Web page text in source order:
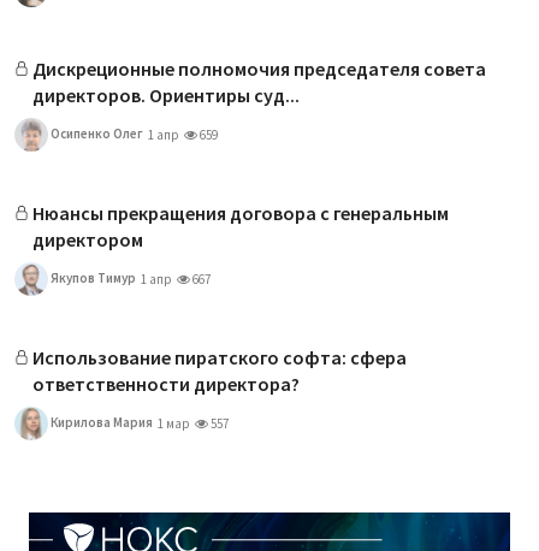
Дискреционные полномочия председателя совета
директоров. Ориентиры суд...
Осипенко Олег 1 апр 659
Нюансы прекращения договора с генеральным
директором
Якупов Тимур 1 апр 667
Использование пиратского софта: сфера
ответственности директора?
Кирилова Мария 1 мар 557